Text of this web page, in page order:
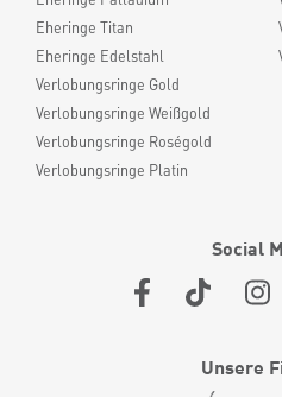
Eheringe Titan
Eheringe Edelstahl
Verlobungsringe Gold
Verlobungsringe Weißgold
Verlobungsringe Roségold
Verlobungsringe Platin
Social
Unsere